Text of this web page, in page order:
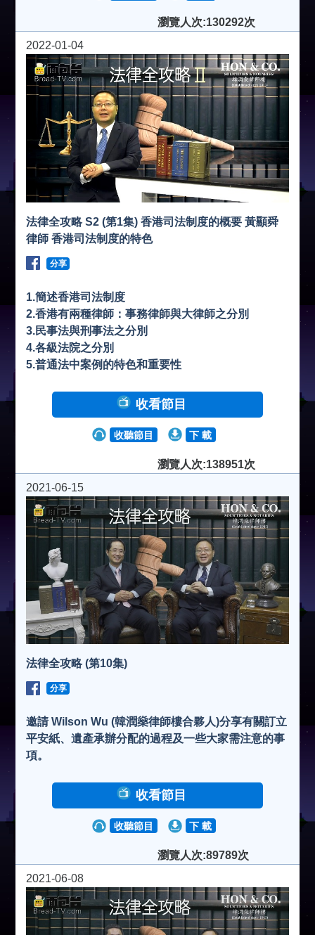
瀏覽人次:130292次
2022-01-04
法律全攻略 S2 (第1集) 香港司法制度的概要 黃顯舜
律師 香港司法制度的特色
分享
1.簡述香港司法制度
2.香港有兩種律師：事務律師與大律師之分別
3.民事法與刑事法之分別
4.各級法院之分別
5.普通法中案例的特色和重要性
收看節目
收聽節目 下 載
瀏覽人次:138951次
2021-06-15
法律全攻略 (第10集)
分享
邀請 Wilson Wu (韓潤燊律師樓合夥人)分享有關訂立
平安紙、遺產承辦分配的過程及一些大家需注意的事
項。
收看節目
收聽節目 下 載
瀏覽人次:89789次
2021-06-08